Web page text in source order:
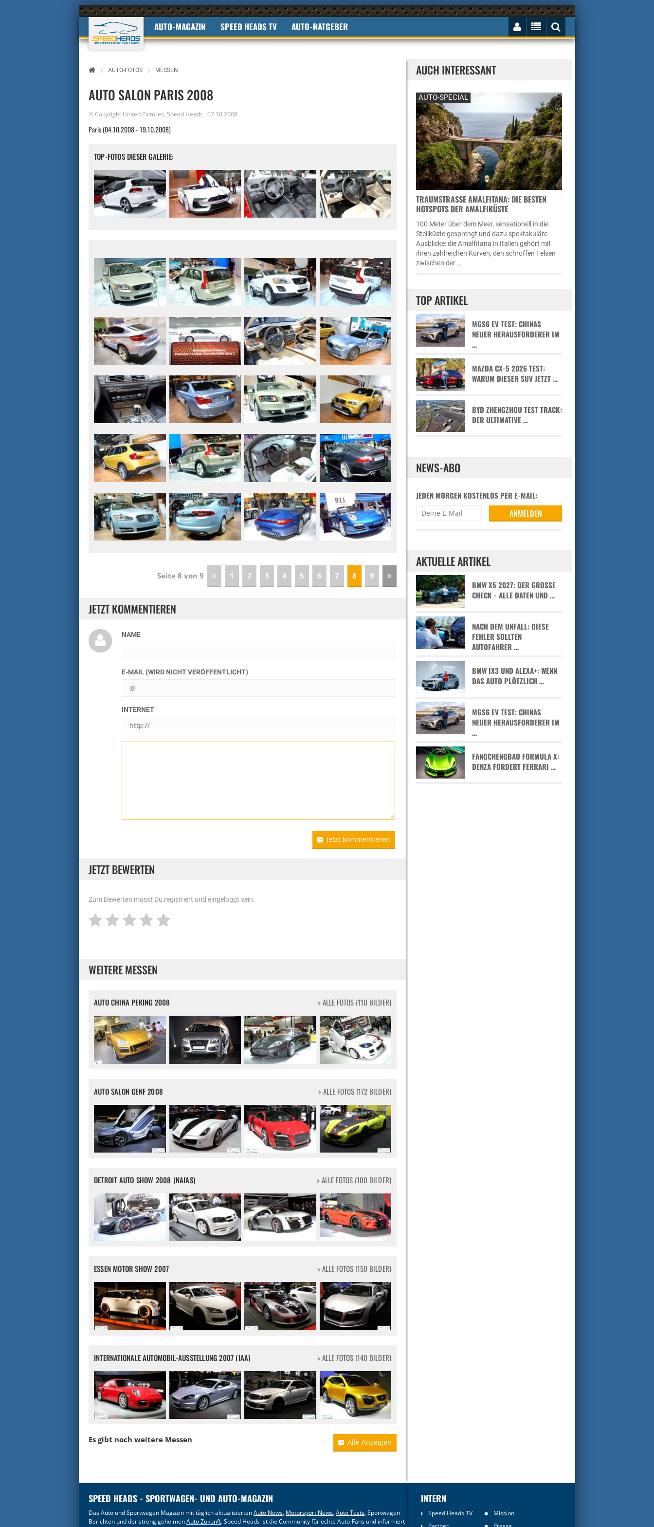
AUTO-MAGAZIN SPEED HEADS TV AUTO-RATGEBER
AUTO-FOTOS MESSEN
AUTO SALON PARIS 2008
© Copyright United Pictures, Speed Heads , 07.10.2008
Paris (04.10.2008 - 19.10.2008)
TOP-FOTOS DIESER GALERIE:
Seite 8 von 9 1 2 3 4 5 6 7 8 9
JETZT KOMMENTIEREN
NAME
E-MAIL (WIRD NICHT VERÖFFENTLICHT)
INTERNET
Jetzt kommentieren
JETZT BEWERTEN
Zum Bewerten musst Du registriert und eingeloggt sein.
WEITERE MESSEN
AUTO CHINA PEKING 2008 > ALLE FOTOS (110 BILDER)
AUTO SALON GENF 2008 > ALLE FOTOS (172 BILDER)
DETROIT AUTO SHOW 2008 (NAIAS) > ALLE FOTOS (100 BILDER)
ESSEN MOTOR SHOW 2007 > ALLE FOTOS (150 BILDER)
INTERNATIONALE AUTOMOBIL-AUSSTELLUNG 2007 (IAA) > ALLE FOTOS (140 BILDER)
Es gibt noch weitere Messen Alle Anzeigen
AUCH INTERESSANT
AUTO-SPECIAL
TRAUMSTRASSE AMALFITANA: DIE BESTEN H
OTSPOTS DER AMALFIKÜSTE
100 Meter über dem Meer, sensationell in die
Steilküste gesprengt und dazu spektakuläre
Ausblicke: die Amalfitana in Italien gehört mit
ihren zahlreichen Kurven, den schroffen Felsen
zwischen der …
TOP ARTIKEL
MGS6 EV TEST: CHINAS
NEUER HERAUSFORDERER IM
…
MAZDA CX-5 2026 TEST:
WARUM DIESER SUV JETZT …
BYD ZHENGZHOU TEST TRACK:
DER ULTIMATIVE …
NEWS-ABO
JEDEN MORGEN KOSTENLOS PER E-MAIL:
AKTUELLE ARTIKEL
BMW X5 2027: DER GROSSE C
HECK - ALLE DATEN UND …
NACH DEM UNFALL: DIESE
FEHLER SOLLTEN
AUTOFAHRER …
BMW IX3 UND ALEXA+: WENN
DAS AUTO PLÖTZLICH …
MGS6 EV TEST: CHINAS
NEUER HERAUSFORDERER IM
…
FANGCHENGBAO FORMULA X:
DENZA FORDERT FERRARI …
SPEED HEADS - SPORTWAGEN- UND AUTO-MAGAZIN
Das Auto und Sportwagen Magazin mit täglich aktualisiertenAuto News, Motorsport News,Auto Tests, Sportwagen
Berichten und der streng geheimenAuto Zukunft. Speed Heads ist die Community für echte Auto-Fans und informiert
INTERN
Speed Heads TV
Mission